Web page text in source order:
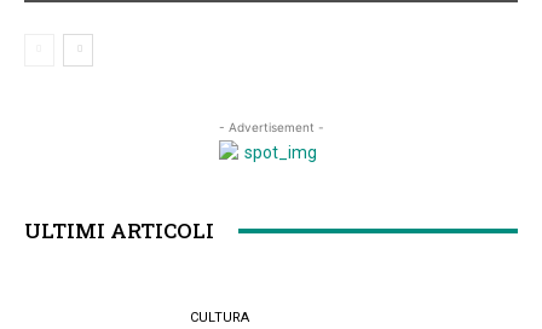
- Advertisement -
ULTIMI ARTICOLI
CULTURA